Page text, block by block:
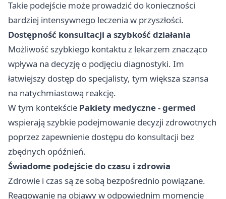
Takie podejście może prowadzić do konieczności
bardziej intensywnego leczenia w przyszłości.
Dostępność konsultacji a szybkość działania
Możliwość szybkiego kontaktu z lekarzem znacząco
wpływa na decyzję o podjęciu diagnostyki. Im
łatwiejszy dostęp do specjalisty, tym większa szansa
na natychmiastową reakcję.
W tym kontekście Pakiety medyczne - germed
wspierają szybkie podejmowanie decyzji zdrowotnych
poprzez zapewnienie dostępu do konsultacji bez
zbędnych opóźnień.
Świadome podejście do czasu i zdrowia
Zdrowie i czas są ze sobą bezpośrednio powiązane.
Reagowanie na objawy w odpowiednim momencie